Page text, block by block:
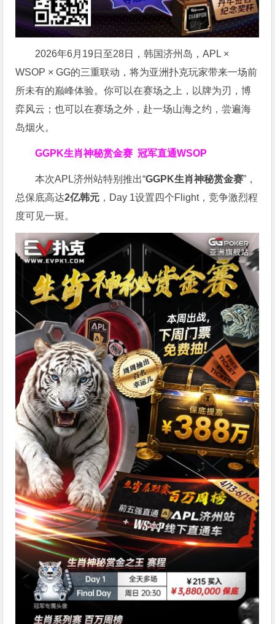
2026年6月19日至28日，韩国济州岛，APL ×
WSOP × GG的三重联动，将为亚洲扑克玩家带来一场前
所未有的巅峰体验。你可以在赛场之上，以牌为刃，博
弈风云；也可以在赛场之外，赴一场山海之约，尝遍海
岛烟火。
GGPK生肖神秘赏金赛冠军直通WSOP
本次APL济州站特别推出“GGPK生肖神秘赏金赛”，
总保底高达2亿韩元 ，Day 1设置四个Flight，竞争激烈程
度可见一斑。